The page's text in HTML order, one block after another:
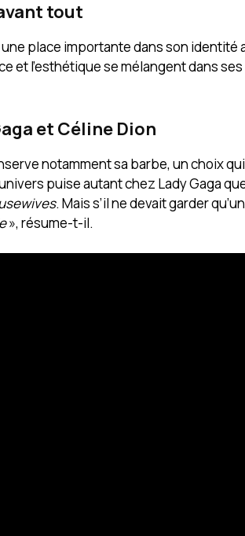
tout
place importante dans son identité
et l’esthétique se mélangent dans
et Céline Dion
notamment sa barbe, un choix
puise autant chez Lady Gaga
. Mais s’il ne devait garder
», résume-t-il.